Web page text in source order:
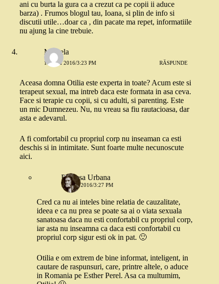
ani cu burta la gura ca a crezut ca pe copii ii aduce
barza) . Frumos blogul tau, Ioana, si plin de info si
discutii utile…doar ca , din pacate ma repet, informatiile
nu ajung la cine trebuie.
Mihaela
10 MAI 2016/3:23 PM RĂSPUNDE
Aceasa domna Otilia este experta in toate? Acum este si
terapeut sexual, ma intreb daca este formata in asa ceva.
Face si terapie cu copii, si cu adulti, si parenting. Este
un mic Dumnezeu. Nu, nu vreau sa fiu rautacioasa, dar
asta e adevarul.
A fi comfortabil cu propriul corp nu inseaman ca esti
deschis si in intimitate. Sunt foarte multe necunoscute
aici.
Printesa Urbana
10 MAI 2016/3:27 PM
Cred ca nu ai inteles bine relatia de cauzalitate,
ideea e ca nu prea se poate sa ai o viata sexuala
sanatoasa daca nu esti confortabil cu propriul corp,
iar asta nu inseamna ca daca esti confortabil cu
propriul corp sigur esti ok in pat. 🙂
Otilia e om extrem de bine informat, inteligent, in
cautare de raspunsuri, care, printre altele, o aduce
in Romania pe Esther Perel. Asa ca multumim,